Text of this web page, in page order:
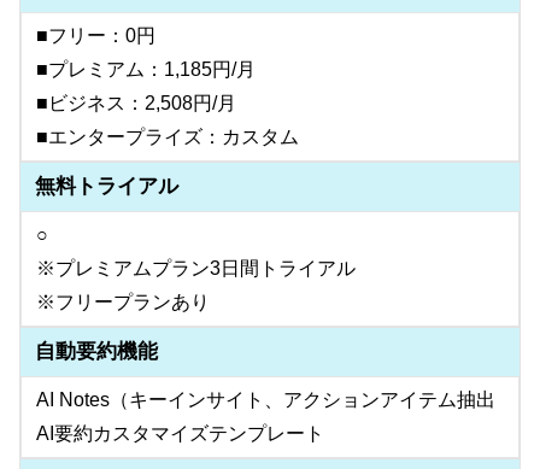
■フリー：0円
■プレミアム：1,185円/月
■ビジネス：2,508円/月
■エンタープライズ：カスタム
無料トライアル
○
※プレミアムプラン3日間トライアル
※フリープランあり
自動要約機能
AI Notes（キーインサイト、アクションアイテム抽出
AI要約カスタマイズテンプレート